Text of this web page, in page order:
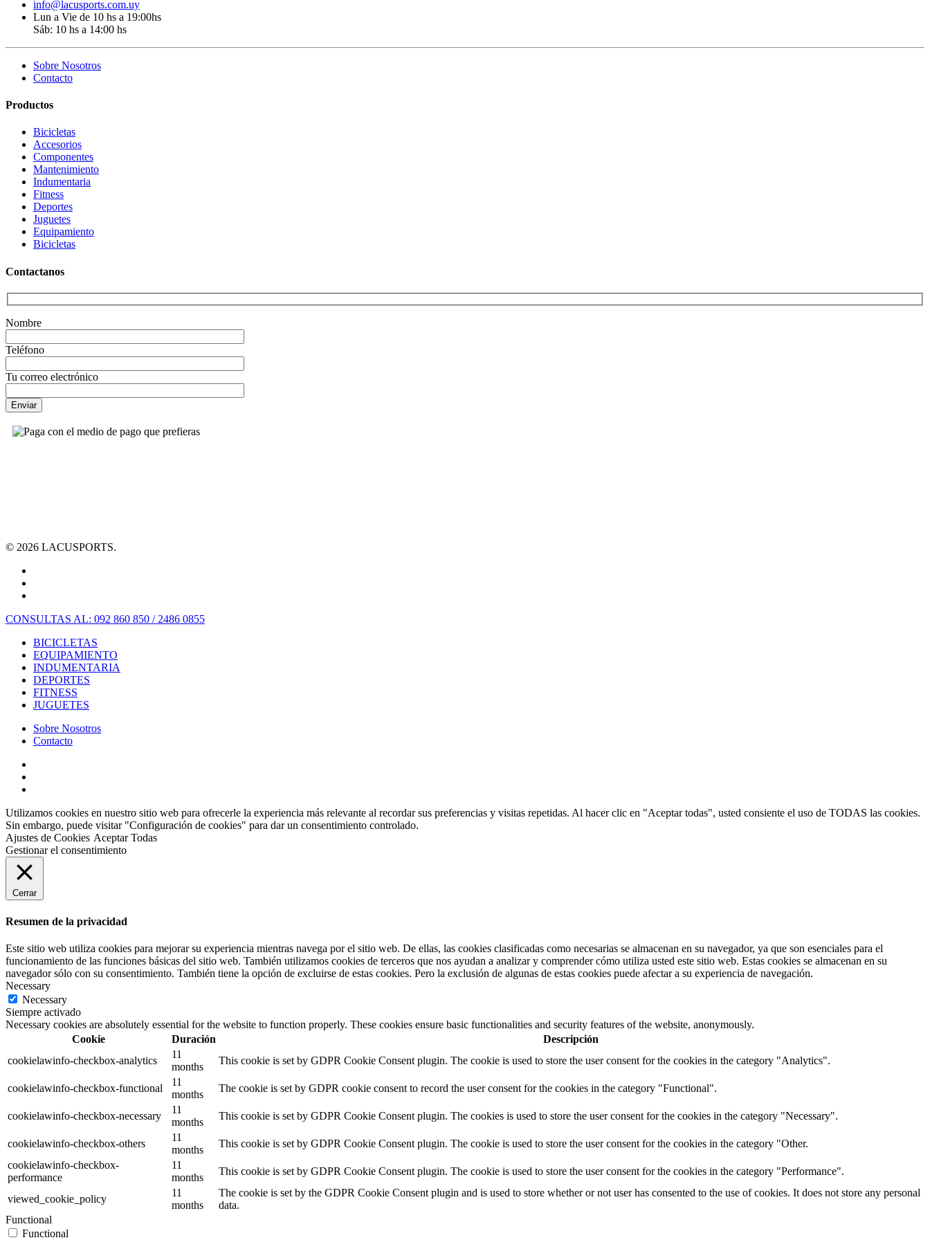
info@lacusports.com.uy
Lun a Vie de 10 hs a 19:00hs
Sáb: 10 hs a 14:00 hs
Sobre Nosotros
Contacto
Productos
Bicicletas
Accesorios
Componentes
Mantenimiento
Indumentaria
Fitness
Deportes
Juguetes
Equipamiento
Bicicletas
Contactanos
Nombre
Teléfono
Tu correo electrónico
© 2026 LACUSPORTS.
CONSULTAS AL: 092 860 850 / 2486 0855
BICICLETAS
EQUIPAMIENTO
INDUMENTARIA
DEPORTES
FITNESS
JUGUETES
Sobre Nosotros
Contacto
Utilizamos cookies en nuestro sitio web para ofrecerle la experiencia más relevante al recordar sus preferencias y visitas repetidas. Al hacer clic en "Aceptar todas", usted consiente el uso de TODAS las cookies.
Sin embargo, puede visitar "Configuración de cookies" para dar un consentimiento controlado.
Ajustes de Cookies Aceptar Todas
Gestionar el consentimiento
Cerrar
Resumen de la privacidad
Este sitio web utiliza cookies para mejorar su experiencia mientras navega por el sitio web. De ellas, las cookies clasificadas como necesarias se almacenan en su navegador, ya que son esenciales para el
funcionamiento de las funciones básicas del sitio web. También utilizamos cookies de terceros que nos ayudan a analizar y comprender cómo utiliza usted este sitio web. Estas cookies se almacenan en su
navegador sólo con su consentimiento. También tiene la opción de excluirse de estas cookies. Pero la exclusión de algunas de estas cookies puede afectar a su experiencia de navegación.
Necessary
Necessary
Siempre activado
Necessary cookies are absolutely essential for the website to function properly. These cookies ensure basic functionalities and security features of the website, anonymously.
Cookie
Duración
Descripción
cookielawinfo-checkbox-analytics
11
months
This cookie is set by GDPR Cookie Consent plugin. The cookie is used to store the user consent for the cookies in the category "Analytics".
cookielawinfo-checkbox-functional
11
months
The cookie is set by GDPR cookie consent to record the user consent for the cookies in the category "Functional".
cookielawinfo-checkbox-necessary
11
months
This cookie is set by GDPR Cookie Consent plugin. The cookies is used to store the user consent for the cookies in the category "Necessary".
cookielawinfo-checkbox-others
11
months
This cookie is set by GDPR Cookie Consent plugin. The cookie is used to store the user consent for the cookies in the category "Other.
cookielawinfo-checkbox-
performance
11
months
This cookie is set by GDPR Cookie Consent plugin. The cookie is used to store the user consent for the cookies in the category "Performance".
viewed_cookie_policy
11
months
The cookie is set by the GDPR Cookie Consent plugin and is used to store whether or not user has consented to the use of cookies. It does not store any personal
data.
Functional
Functional